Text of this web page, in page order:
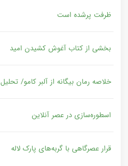
ظرفت پرشده‌ است
بخشی از کتاب آغوش کشیدن امید
خلاصه رمان بیگانه از آلبر کامو/ تحلیل
اسطوره‌سازی در عصر آنلاین
قرار عصرگاهی با گربه‌های پارک لاله